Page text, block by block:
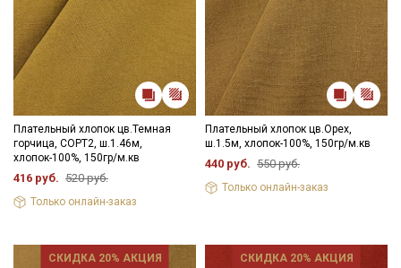
Плательный хлопок цв.Темная
горчица, СОРТ2, ш.1.46м,
хлопок-100%, 150гр/м.кв
416 руб. 520 руб.
Только онлайн-заказ
Плательный хлопок цв.Орех,
ш.1.5м, хлопок-100%, 150гр/м.кв
440 руб. 550 руб.
Только онлайн-заказ
СКИДКА 20% АКЦИЯ СКИДКА 20% АКЦИЯ